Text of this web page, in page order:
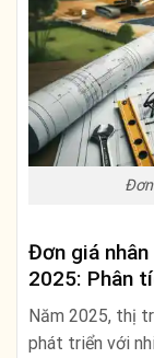
Đơn giá
2025: Phân
Năm 2025, thị
phát triển với